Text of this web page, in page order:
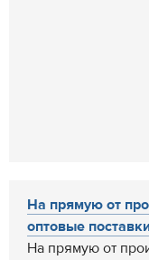
На прямую от
оптовые
На прямую от